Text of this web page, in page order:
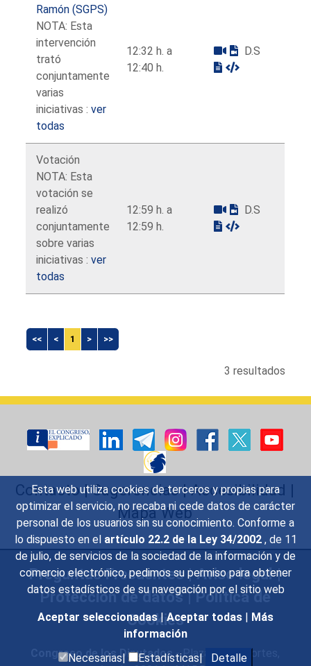
Esta web utiliza cookies de terceros y propias para
optimizar el servicio, no recaba ni cede datos de carácter
personal de los usuarios sin su conocimiento. Conforme a
lo dispuesto en el artículo 22.2 de la Ley 34/2002 , de 11
de julio, de servicios de la sociedad de la información y de
comercio electrónico, pedimos su permiso para obtener
datos estadísticos de su navegación por el sitio web
Aceptar seleccionadas | Aceptar todas | Más
información
Necesarias|
Estadísticas| Detalle
Ramón (SGPS)
NOTA: Esta
intervención
trató
conjuntamente
varias
iniciativas :ver
todas
12:32 h. a
12:40 h.
D.S
Votación
NOTA: Esta
votación se
realizó
conjuntamente
sobre varias
iniciativas :ver
todas
12:59 h. a
12:59 h.
D.S
<< < 1 > >>
3 resultados
Contacto|Sugerencias|Accesibilidad |
Mapa Web
Preguntas Frecuentes|Aviso legal|
Protección de datos|Política de
Cookies
Congreso de los Diputados- Plaza de las Cortes,